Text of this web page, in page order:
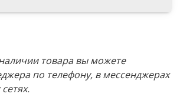
товара вы можете
по телефону, в мессенджерах